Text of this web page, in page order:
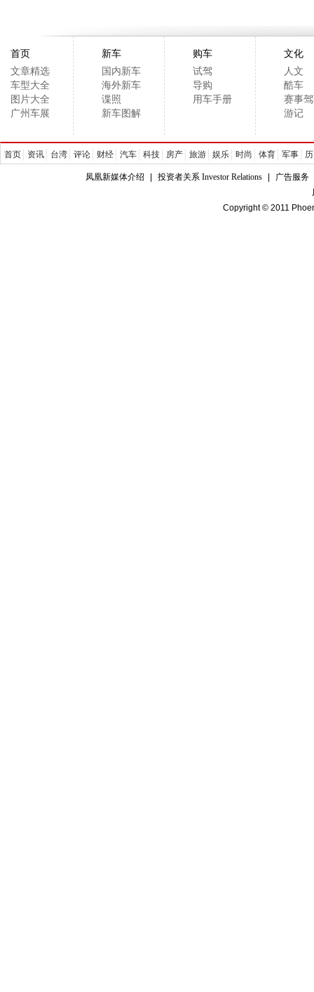
首页
文章精选
车型大全
图片大全
广州车展
新车
国内新车
海外新车
谍照
新车图解
购车
试驾
导购
用车手册
文化
人文
酷车
赛事
游记
首页 资讯 台湾 评论 财经 汽车 科技 房产 旅游 娱乐 时尚 体育 军事
凤凰新媒体介绍 投资者关系 Investor Relations
广告服务
Copyright © 2011